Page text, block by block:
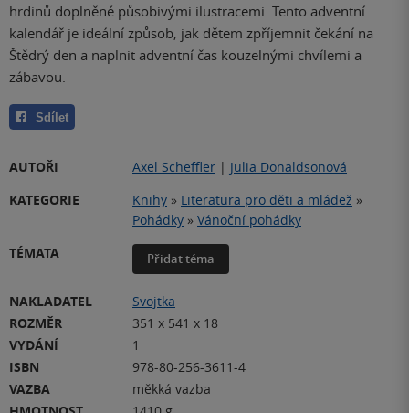
hrdinů doplněné působivými ilustracemi. Tento adventní
kalendář je ideální způsob, jak dětem zpříjemnit čekání na
Štědrý den a naplnit adventní čas kouzelnými chvílemi a
zábavou.
Sdílet
AUTOŘI Axel Scheffler | Julia Donaldsonová
KATEGORIE
Knihy » Literatura pro děti a mládež »
Pohádky » Vánoční pohádky
TÉMATA
Přidat téma
NAKLADATEL
Svojtka
ROZMĚR
351 x 541 x 18
VYDÁNÍ
1
ISBN
978-80-256-3611-4
VAZBA
měkká vazba